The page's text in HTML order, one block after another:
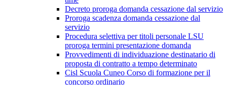
Decreto proroga domanda cessazione dal servizio
Proroga scadenza domanda cessazione dal
servizio
Procedura selettiva per titoli personale LSU
proroga termini presentazione domanda
Provvedimenti di individuazione destinatario di
proposta di contratto a tempo determinato
Cisl Scuola Cuneo Corso di formazione per il
concorso ordinario